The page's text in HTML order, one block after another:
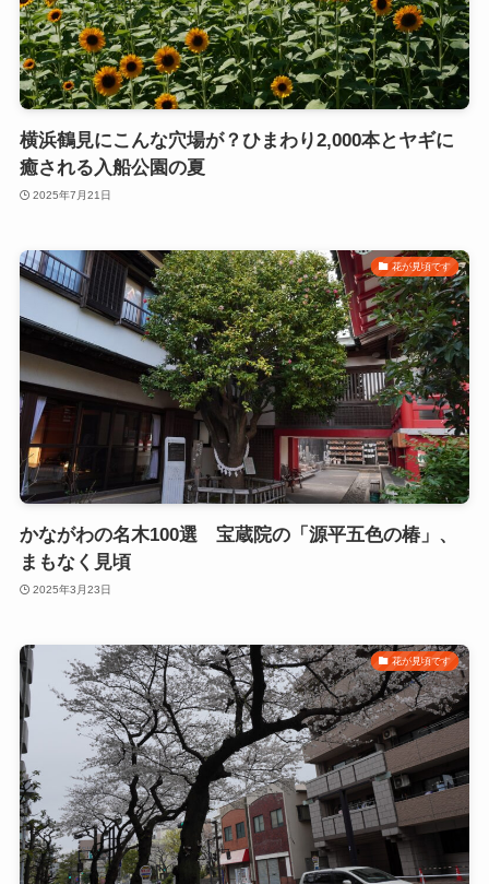
横浜鶴見にこんな穴場が？ひまわり2,000本とヤギに
癒される入船公園の夏
2025年7月21日
花が見頃です
かながわの名木100選 宝蔵院の「源平五色の椿」、
まもなく見頃
2025年3月23日
花が見頃です